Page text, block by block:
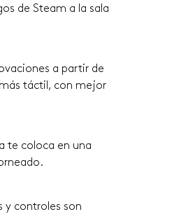
de Steam a la sala
a partir de
táctil, con mejor
te coloca en una
y controles son